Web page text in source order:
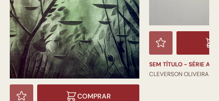
COMPRAR
SEM TÍTULO - SÉRIE
CLEVERSON OLIVEIRA